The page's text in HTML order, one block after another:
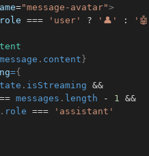
="message-avatar">
role === 'user' ? '👤' :
message . content}
={
. isStreaming &&
messages . length - 1
&&
. role ===
'assistant'